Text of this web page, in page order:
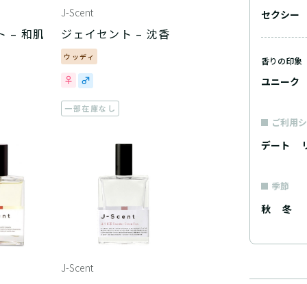
セクシー
香りの印象
ユニーク
ご利用
デート
季節
秋 冬
– 和肌
J-Scent
ジェイセント – 沈香
ウッディ
一部在庫なし
J-Scent